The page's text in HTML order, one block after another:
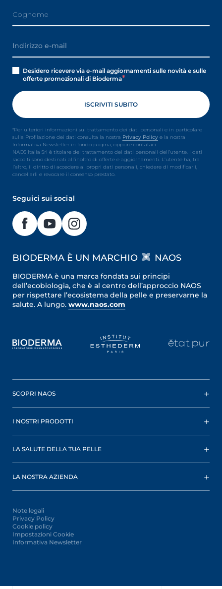
Desidero ricevere via e-mail aggiornamenti sulle novità e sulle
offerte promozionali di Bioderma
*Per ulteriori informazioni sul trattamento dei dati personali e in particolare
sulla Profilazione dei dati consulta la nostra Privacy Policy e la nostra
Informativa Newsletter in fondo pagina, oppure contataci.
NAOS Italia Srl è titolare del trattamento dei dati personali dell’utente. I dati
raccolti sono destinati all’inoltro di offerte e aggiornamenti. L’utente ha, tra
l’altro, il diritto di accedere ai propri dati personali, chiedere di modificarli,
cancellarli e revocare il consenso prestato.
Seguici sui social
BIODERMA È UN MARCHIO NAOS
BIODERMA è una marca fondata sui principi
dell’ecobiologia, che è al centro dell’approccio NAOS
per rispettare l’ecosistema della pelle e preservarne la
salute. A lungo. www.naos.com
SCOPRI NAOS
I NOSTRI PRODOTTI
LA SALUTE DELLA TUA PELLE
LA NOSTRA AZIENDA
Note legali
Privacy Policy
Cookie policy
Impostazioni Cookie
Informativa Newsletter